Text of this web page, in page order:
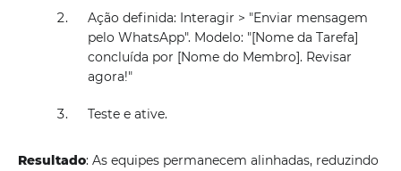
Ação definida: Interagir > "Enviar mensagem
pelo WhatsApp". Modelo: "[Nome da Tarefa]
concluída por [Nome do Membro]. Revisar
agora!"
Teste e ative.
Resultado: As equipes permanecem alinhadas, reduzindo